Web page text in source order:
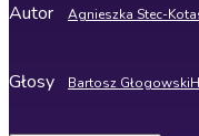
Autor Agnieszka Stec-
Głosy Bartosz Głogowski